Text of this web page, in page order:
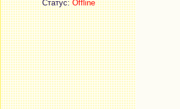
Статус:Offline